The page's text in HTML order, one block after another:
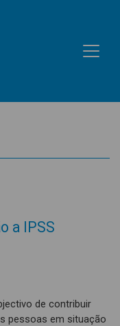
a IPSS
de contribuir
pessoas em situação